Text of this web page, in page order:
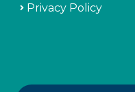
Privacy Policy